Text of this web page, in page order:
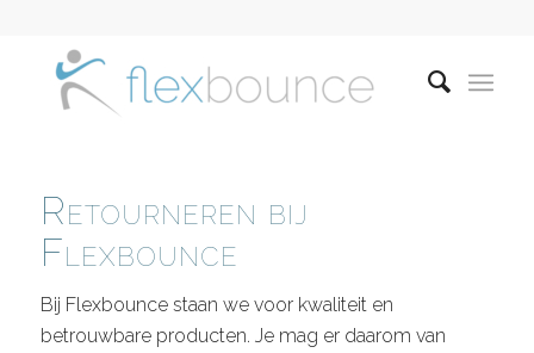
Retourneren bij
Flexbounce
Bij Flexbounce staan we voor kwaliteit en
betrouwbare producten. Je mag er daarom van